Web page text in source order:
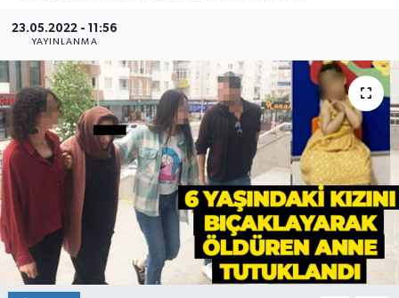
23.05.2022 - 11:56
YAYINLANMA
Resmi Reklamlar
Tekirdağ
Ekonomi
Sağlık
Teknoloji
Yaşam
Son Dakika Haberleri
Haber Arşivi